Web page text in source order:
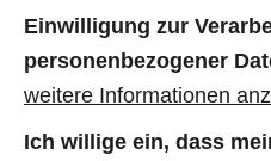
Einwilligung zur
personenbezogener
weitere Informationen
Ich willige ein, dass